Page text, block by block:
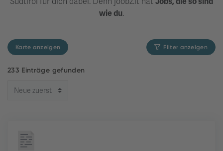
wie du.
Karte anzeigen Filter anzeigen
233 Einträge gefunden